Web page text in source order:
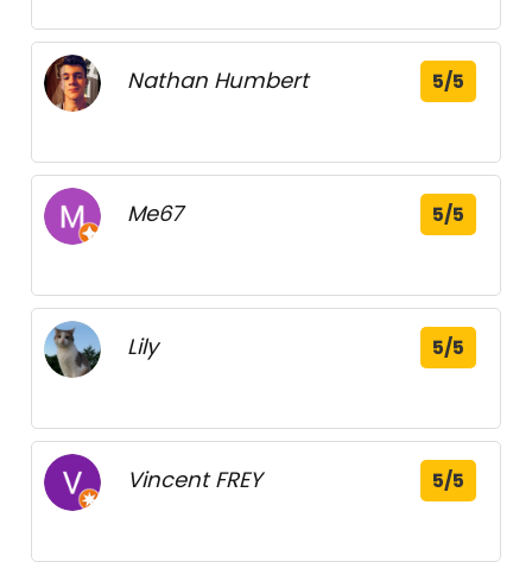
Nathan Humbert 5/5
Me67 5/5
Lily 5/5
Vincent FREY 5/5